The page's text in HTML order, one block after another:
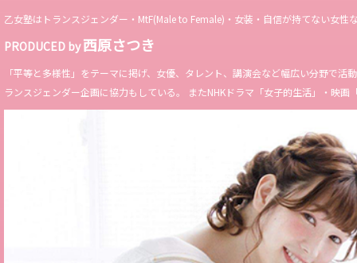
乙女塾はトランスジェンダー・MtF(Male to Female)・女装・自信が持てない女
PRODUCED by西原さつき
「平等と多様性」をテーマに掲げ、女優、タレント、講演会など幅広い分野で
ランスジェンダー企画に協力もしている。 またNHKドラマ「女子的生活」・映